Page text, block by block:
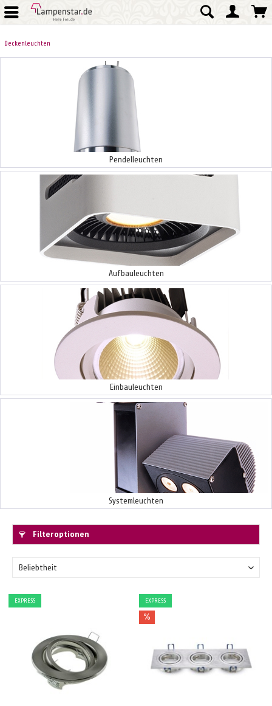
Deckenleuchten
Pendelleuchten
Aufbauleuchten
Einbauleuchten
Systemleuchten
Filteroptionen
EXPRESS
Merken
EXPRESS
Merken